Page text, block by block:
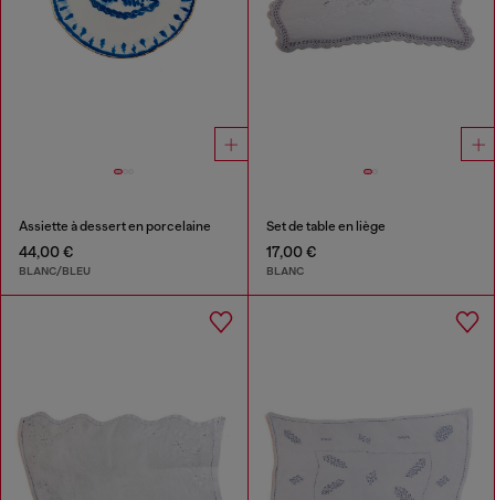
Assiette à dessert en porcelaine
44,00 €
BLANC/BLEU
Set de table en liège
17,00 €
BLANC